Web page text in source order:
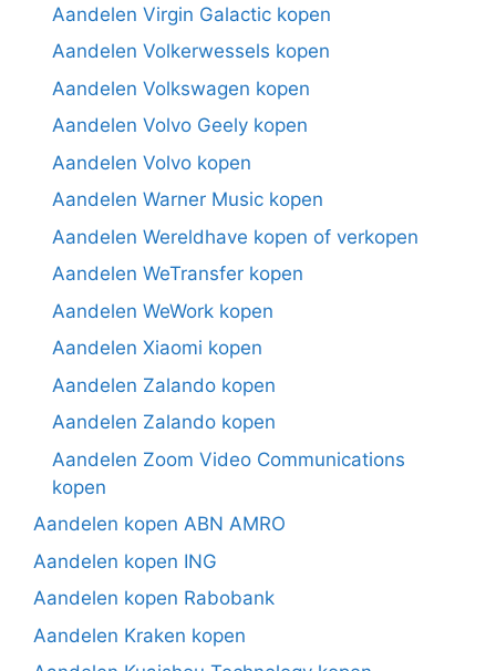
Aandelen Virgin Galactic kopen
Aandelen Volkerwessels kopen
Aandelen Volkswagen kopen
Aandelen Volvo Geely kopen
Aandelen Volvo kopen
Aandelen Warner Music kopen
Aandelen Wereldhave kopen of verkopen
Aandelen WeTransfer kopen
Aandelen WeWork kopen
Aandelen Xiaomi kopen
Aandelen Zalando kopen
Aandelen Zalando kopen
Aandelen Zoom Video Communications
kopen
Aandelen kopen ABN AMRO
Aandelen kopen ING
Aandelen kopen Rabobank
Aandelen Kraken kopen